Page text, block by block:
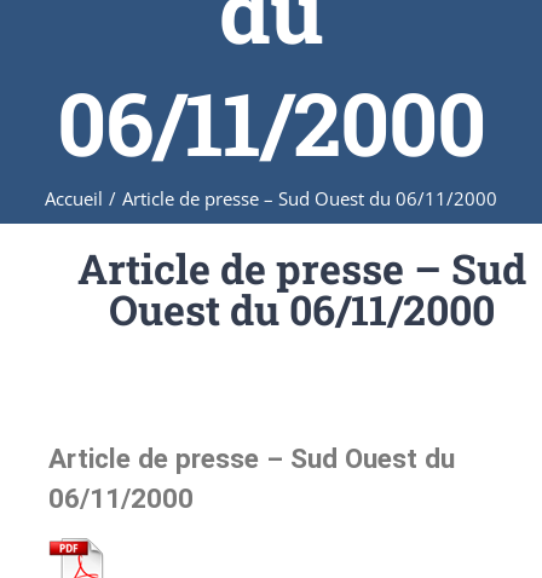
06/11/2000
Accueil / Article de presse – Sud Ouest du 06/11/2000
Article de presse – Sud
Ouest du 06/11/2000
Article de presse – Sud Ouest du
06/11/2000